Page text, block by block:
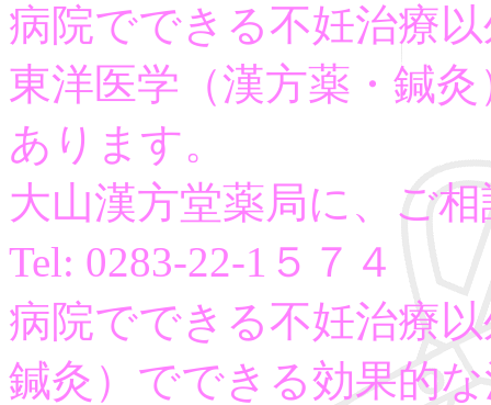
病院でできる不妊治療
東洋医学（漢方薬・鍼
あります。
大山漢方堂薬局に、ご
Tel: 0283-22-1５７４
病院でできる不妊治療
鍼灸）でできる効果的